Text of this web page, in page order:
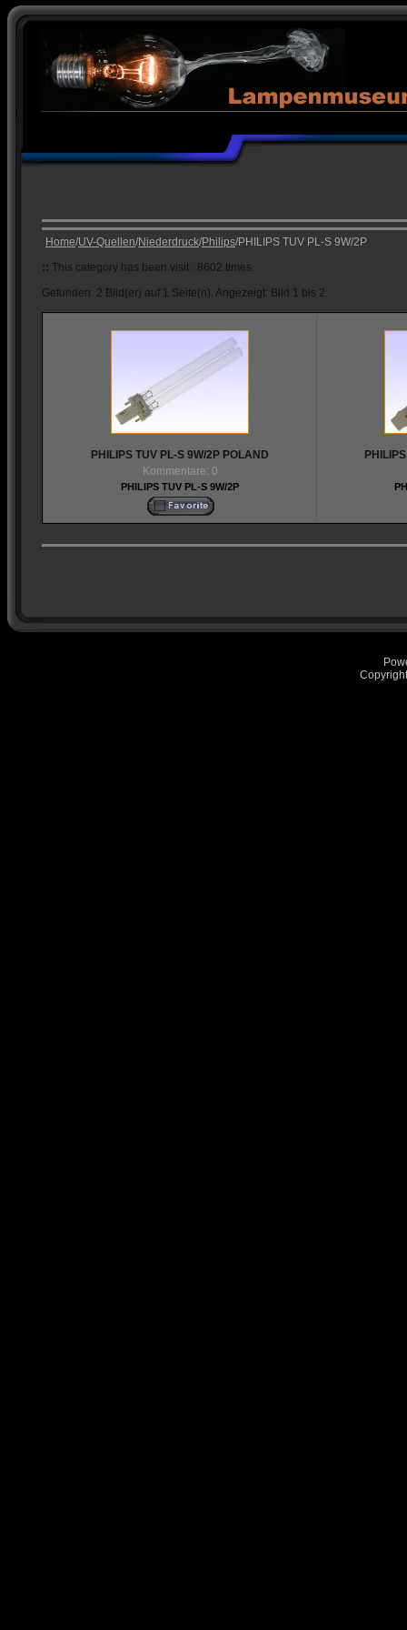
Home/UV-Quellen/Niederdruck/Philips/PHILIPS TUV PL-S 9W/2P
:: This category has been visit : 8602 times
Gefunden: 2 Bild(er) auf 1 Seite(n). Angezeigt: Bild 1 bis 2.
PHILIPS TUV PL-S 9W/2P POLAND
Kommentare: 0
PHILIPS TUV PL-S 9W/2P